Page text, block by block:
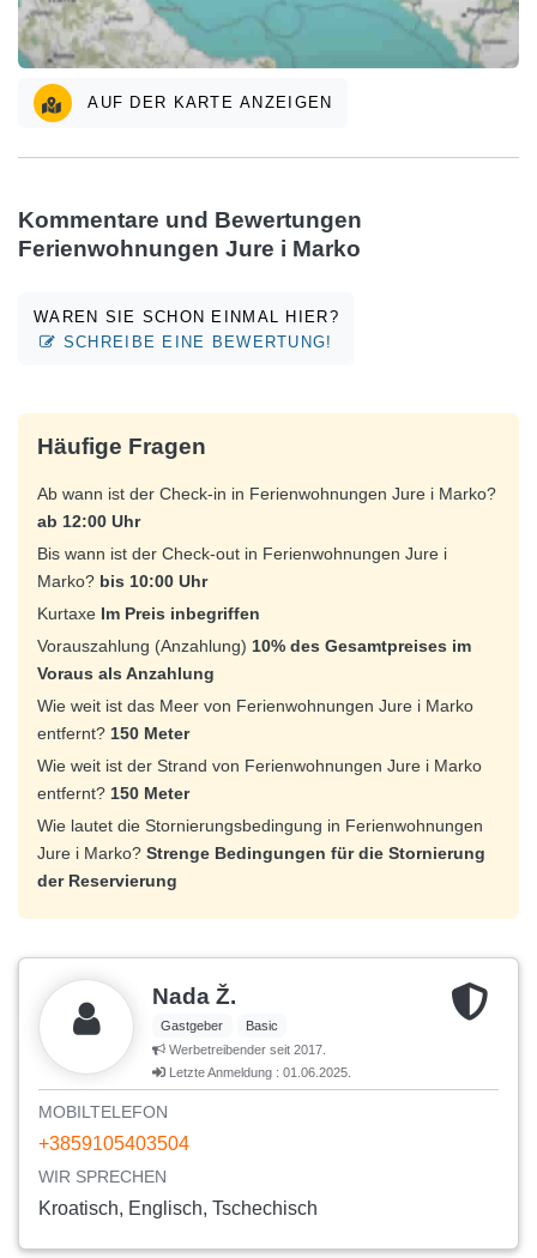
AUF DER KARTE ANZEIGEN
Kommentare und Bewertungen
Ferienwohnungen Jure i Marko
WAREN SIE SCHON EINMAL HIER?
SCHREIBE EINE BEWERTUNG!
Häufige Fragen
Ab wann ist der Check-in in Ferienwohnungen Jure i Marko?
ab 12:00 Uhr
Bis wann ist der Check-out in Ferienwohnungen Jure i
Marko? bis 10:00 Uhr
Kurtaxe Im Preis inbegriffen
Vorauszahlung (Anzahlung) 10% des Gesamtpreises im
Voraus als Anzahlung
Wie weit ist das Meer von Ferienwohnungen Jure i Marko
entfernt? 150 Meter
Wie weit ist der Strand von Ferienwohnungen Jure i Marko
entfernt? 150 Meter
Wie lautet die Stornierungsbedingung in Ferienwohnungen
Jure i Marko? Strenge Bedingungen für die Stornierung
der Reservierung
Nada Ž.
Gastgeber
Basic
Werbetreibender seit 2017.
Letzte Anmeldung : 01.06.2025.
MOBILTELEFON
+3859105403504
WIR SPRECHEN
Kroatisch, Englisch, Tschechisch